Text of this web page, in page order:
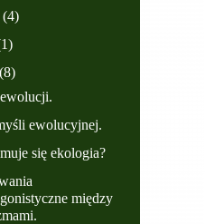
(4)
(8)
ewolucyjnej.
się ekologia?
między